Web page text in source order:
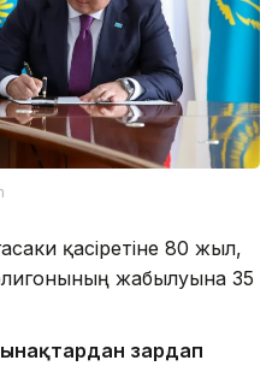
қасіретіне 80 жыл,
жабылуына 35
зардап